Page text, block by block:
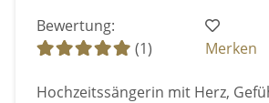
Bewertung:
(1)
Merken
Hochzeitssängerin mit Herz,